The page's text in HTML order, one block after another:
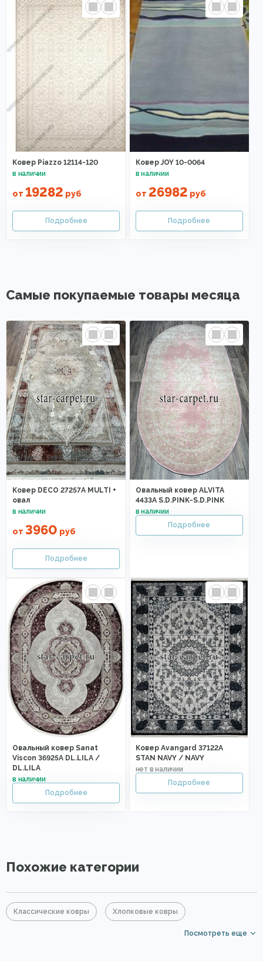
Ковер Piazzo 12114-120
от 19282 руб
Ковер JOY 10-0064
от 26982 руб
Самые покупаемые товары месяца
Ковер DECO 27257A MULTI +
овал
от 3960 руб
Овальный ковер ALVITA
4433A S.D.PINK-S.D.PINK
Овальный ковер Sanat
Viscon 36925A DL.LILA /
DL.LILA
Ковер Avangard 37122A
STAN NAVY / NAVY
Похожие категории
Классические ковры Хлопковые ковры
Синие ковры
Посмотреть еще